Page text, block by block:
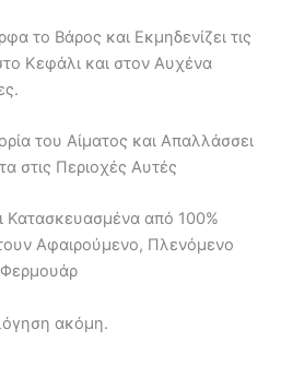
το Βάρος και Εκμηδενίζει τις
Κεφάλι και στον Αυχένα
του Αίματος και Απαλλάσσει
στις Περιοχές Αυτές
Κατασκευασμένα από 100%
Αφαιρούμενο, Πλενόμενο
ακόμη.